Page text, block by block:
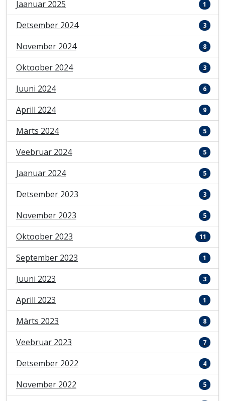
Jaanuar 2025 1
Detsember 2024 3
November 2024 8
Oktoober 2024 3
Juuni 2024 6
Aprill 2024 9
Märts 2024 5
Veebruar 2024 5
Jaanuar 2024 5
Detsember 2023 3
November 2023 5
Oktoober 2023 11
September 2023 1
Juuni 2023 3
Aprill 2023 1
Märts 2023 8
Veebruar 2023 7
Detsember 2022 4
November 2022 5